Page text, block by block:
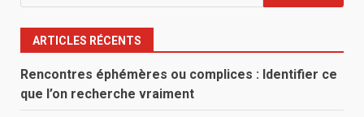
ARTICLES RÉCENTS
Rencontres éphémères ou complices : Identifier ce
que l’on recherche vraiment